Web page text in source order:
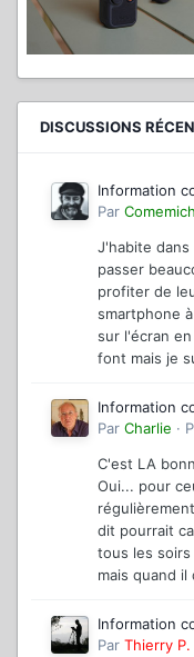
DISCUSSIONS
Information
Par Comemich
J'habite dans
passer
profiter de
smartphone
sur l'écran
font mais je
Information
Par Charlie ·
C'est LA
Oui... pour
dit pourrait
tous les
mais quand
Information
Par Thierry P.